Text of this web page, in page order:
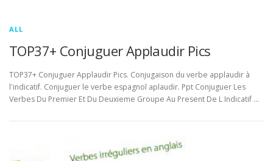
ALL
TOP37+ Conjuguer Applaudir Pics
TOP37+ Conjuguer Applaudir Pics. Conjugaison du verbe applaudir à
l'indicatif. Conjuguer le verbe espagnol aplaudir. Ppt Conjuguer Les
Verbes Du Premier Et Du Deuxieme Groupe Au Present De L Indicatif …